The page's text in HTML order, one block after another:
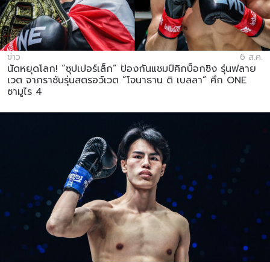
ข่าว 6 ส.ค.
นัดหยุดโลก! “ซุปเปอร์เล็ก” ป้องกันแชมป์คิกบ็อกซิง รุ่นฟลาย
เวต จากราชันรุ่นสตรอว์เวต “โจนาธาน ดิ เบลลา” ศึก ONE
ซามูไร 4